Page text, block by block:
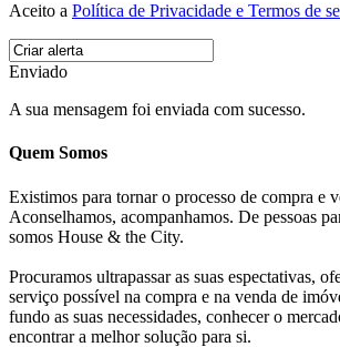
Aceito a Política de Privacidade e Termos de
Enviado
A sua mensagem foi enviada com sucesso.
Quem Somos
Existimos para tornar o processo de compra e
Aconselhamos, acompanhamos. De pessoas
somos House & the City.
Procuramos ultrapassar as suas espectativas,
serviço possível na compra e na venda de
fundo as suas necessidades, conhecer o
encontrar a melhor solução para si.